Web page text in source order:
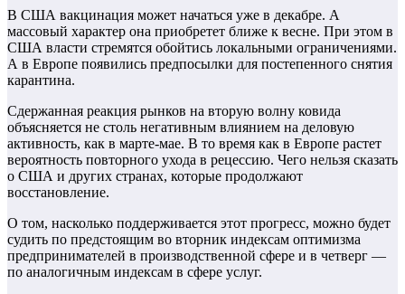
В США вакцинация может начаться уже в декабре. А
массовый характер она приобретет ближе к весне. При этом в
США власти стремятся обойтись локальными ограничениями.
А в Европе появились предпосылки для постепенного снятия
карантина.
Сдержанная реакция рынков на вторую волну ковида
объясняется не столь негативным влиянием на деловую
активность, как в марте-мае. В то время как в Европе растет
вероятность повторного ухода в рецессию. Чего нельзя сказать
о США и других странах, которые продолжают
восстановление.
О том, насколько поддерживается этот прогресс, можно будет
судить по предстоящим во вторник индексам оптимизма
предпринимателей в производственной сфере и в четверг —
по аналогичным индексам в сфере услуг.